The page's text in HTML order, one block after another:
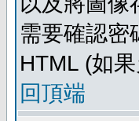
需要確認密
HTML (如
回頂端